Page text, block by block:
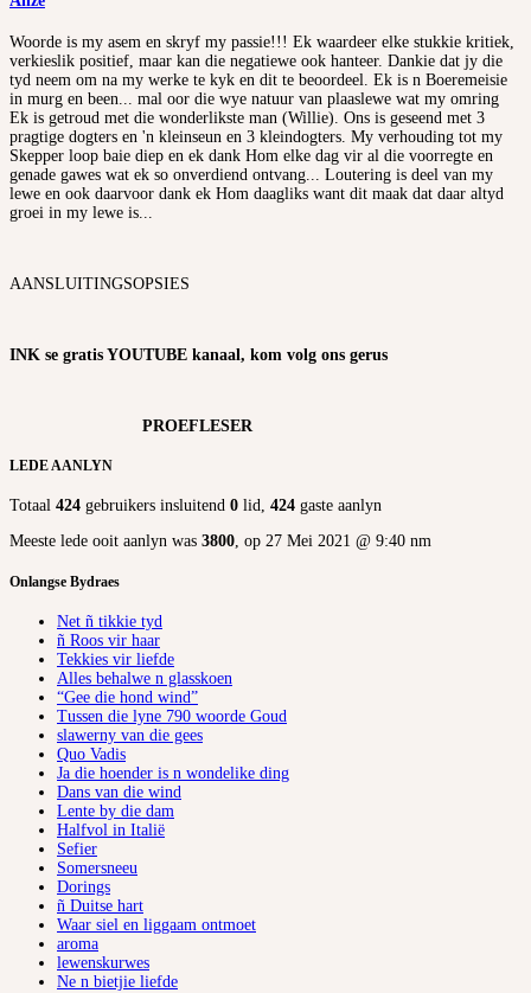
Woorde is my asem en skryf my passie!!! Ek waardeer elke stukkie kritiek,
verkieslik positief, maar kan die negatiewe ook hanteer. Dankie dat jy die
tyd neem om na my werke te kyk en dit te beoordeel. Ek is n Boeremeisie
in murg en been... mal oor die wye natuur van plaaslewe wat my omring
Ek is getroud met die wonderlikste man (Willie). Ons is geseend met 3
pragtige dogters en 'n kleinseun en 3 kleindogters. My verhouding tot my
Skepper loop baie diep en ek dank Hom elke dag vir al die voorregte en
genade gawes wat ek so onverdiend ontvang... Loutering is deel van my
lewe en ook daarvoor dank ek Hom daagliks want dit maak dat daar altyd
groei in my lewe is...
AANSLUITINGSOPSIES
INK se gratis YOUTUBE kanaal, kom volg ons gerus
PROEFLESER
LEDE AANLYN
Totaal 424 gebruikers insluitend 0 lid, 424 gaste aanlyn
Meeste lede ooit aanlyn was 3800, op 27 Mei 2021 @ 9:40 nm
Onlangse Bydraes
Net ñ tikkie tyd
ñ Roos vir haar
Tekkies vir liefde
Alles behalwe n glasskoen
“Gee die hond wind”
Tussen die lyne 790 woorde Goud
slawerny van die gees
Quo Vadis
Ja die hoender is n wondelike ding
Dans van die wind
Lente by die dam
Halfvol in Italië
Sefier
Somersneeu
Dorings
ñ Duitse hart
Waar siel en liggaam ontmoet
aroma
lewenskurwes
Ne n bietjie liefde